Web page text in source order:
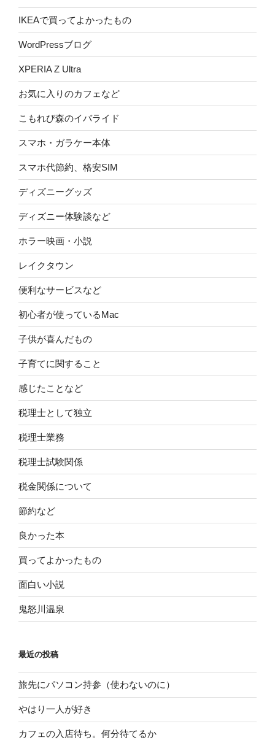
IKEAで買ってよかったもの
WordPressブログ
XPERIA Z Ultra
お気に入りのカフェなど
こもれび森のイバライド
スマホ・ガラケー本体
スマホ代節約、格安SIM
ディズニーグッズ
ディズニー体験談など
ホラー映画・小説
レイクタウン
便利なサービスなど
初心者が使っているMac
子供が喜んだもの
子育てに関すること
感じたことなど
税理士として独立
税理士業務
税理士試験関係
税金関係について
節約など
良かった本
買ってよかったもの
面白い小説
鬼怒川温泉
最近の投稿
旅先にパソコン持参（使わないのに）
やはり一人が好き
カフェの入店待ち。何分待てるか